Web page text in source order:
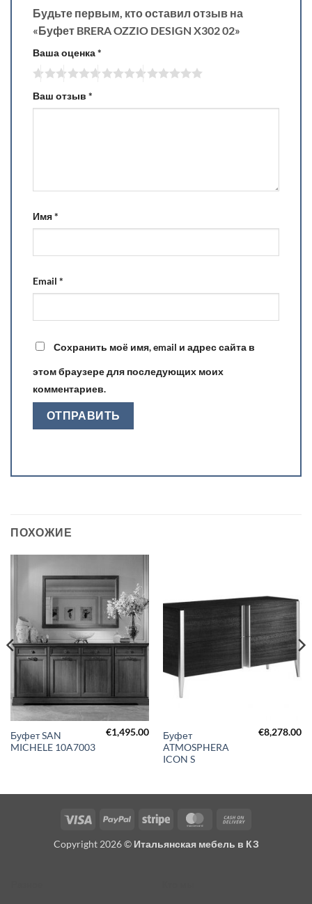
Будьте первым, кто оставил отзыв на
«Буфет BRERA OZZIO DESIGN X302 02»
Ваша оценка*
Ваш отзыв *
Имя*
Email *
Сохранить моё имя, email и адрес сайта в
этом браузере для последующих моих
комментариев.
ПОХОЖИЕ
Буфет SAN
MICHELE 10A7003
€1,495.00
Буфет
ATMOSPHERA
ICON S
€8,278.00
Visa PayPal Stripe MasterCard
Delivery
Copyright 2026 © Итальянская мебель в КЗ